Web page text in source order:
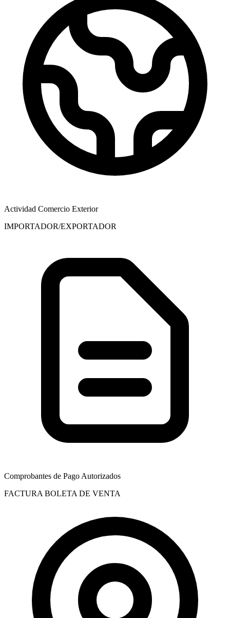
Actividad Comercio Exterior
IMPORTADOR/EXPORTADOR
Comprobantes de Pago Autorizados
FACTURA BOLETA DE VENTA